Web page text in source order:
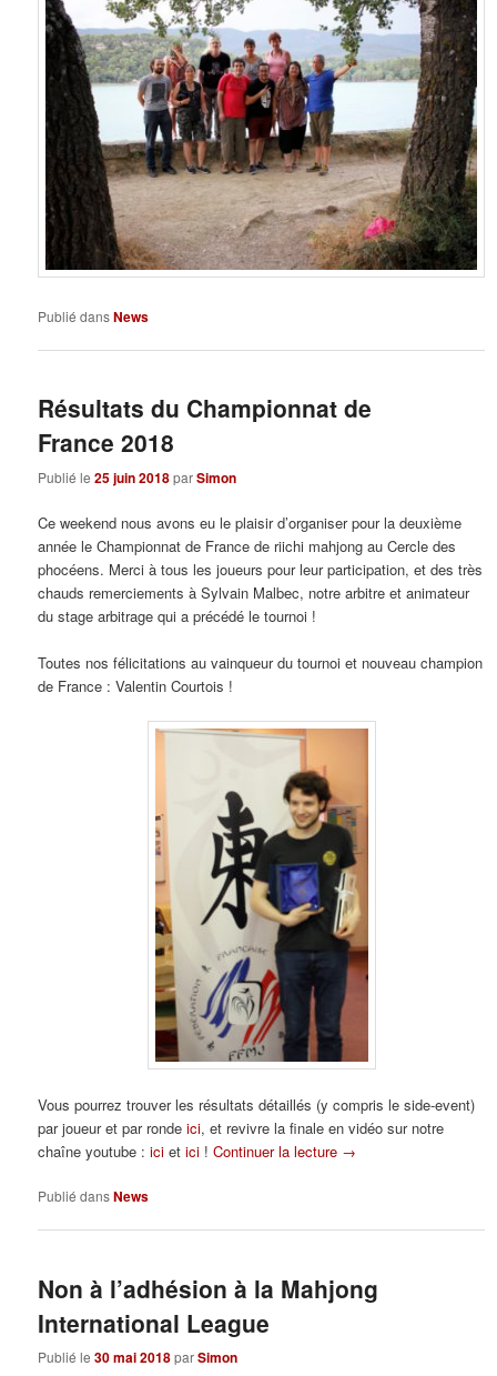
Publié dansNews
Résultats du Championnat de
France 2018
Publié le25 juin 2018parSimon
Ce weekend nous avons eu le plaisir d’organiser pour la deuxième
année le Championnat de France de riichi mahjong au Cercle des
phocéens. Merci à tous les joueurs pour leur participation, et des très
chauds remerciements à Sylvain Malbec, notre arbitre et animateur
du stage arbitrage qui a précédé le tournoi !
Toutes nos félicitations au vainqueur du tournoi et nouveau champion
de France : Valentin Courtois !
Vous pourrez trouver les résultats détaillés (y compris le side-event)
par joueur et par rondeici, et revivre la finale en vidéo sur notre
chaîne youtube :ici etici !Continuer la lecture →
Publié dansNews
Non à l’adhésion à la Mahjong
International League
Publié le30 mai 2018parSimon